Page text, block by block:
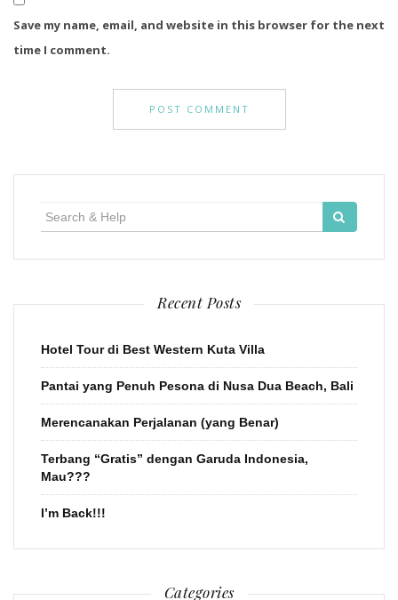
Save my name, email, and website in this browser for the next
time I comment.
Recent Posts
Hotel Tour di Best Western Kuta Villa
Pantai yang Penuh Pesona di Nusa Dua Beach, Bali
Merencanakan Perjalanan (yang Benar)
Terbang “Gratis” dengan Garuda Indonesia,
Mau???
I’m Back!!!
Categories